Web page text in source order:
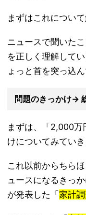
まずはこれについて
ニュースで聞いた
を正しく理解して
ょっと首を突っ込
問題のきっかけ→
まずは、「2,000万
けについてみていき
これ以前からちら
ュースになるきっ
が発表した「 家計